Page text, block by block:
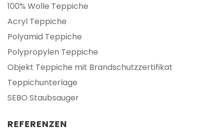
100% Wolle Teppiche
Acryl Teppiche
Polyamid Teppiche
Polypropylen Teppiche
Objekt Teppiche mit Brandschutzzertifikat
Teppichunterlage
SEBO Staubsauger
REFERENZEN